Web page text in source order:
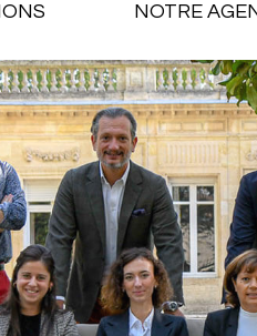
NOTRE